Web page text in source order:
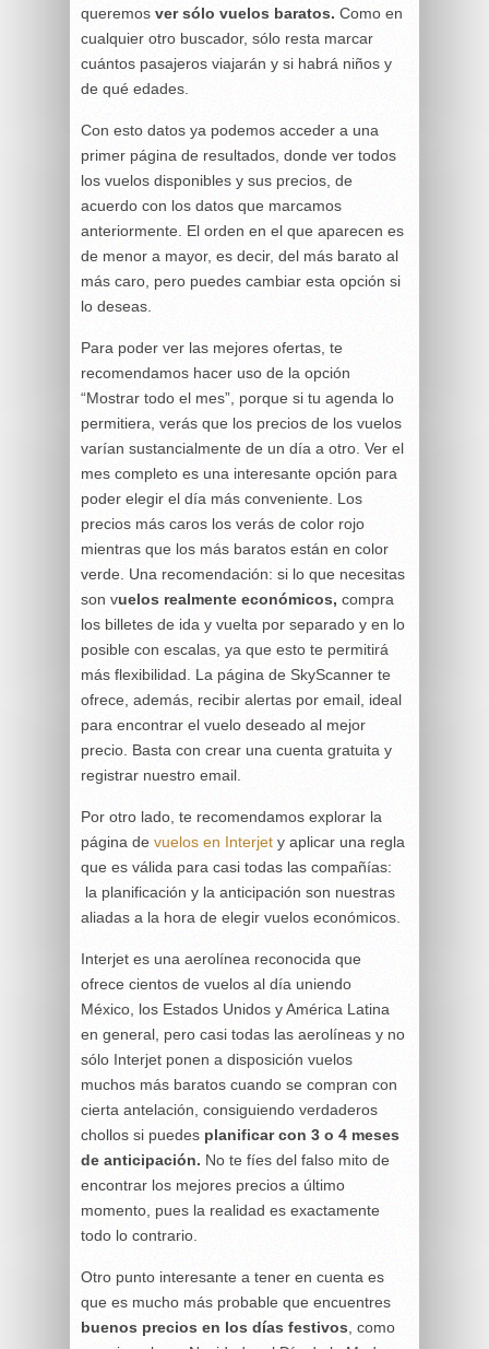
queremos ver sólo vuelos baratos. Como en
cualquier otro buscador, sólo resta marcar
cuántos pasajeros viajarán y si habrá niños y
de qué edades.
Con esto datos ya podemos acceder a una
primer página de resultados, donde ver todos
los vuelos disponibles y sus precios, de
acuerdo con los datos que marcamos
anteriormente. El orden en el que aparecen es
de menor a mayor, es decir, del más barato al
más caro, pero puedes cambiar esta opción si
lo deseas.
Para poder ver las mejores ofertas, te
recomendamos hacer uso de la opción
“Mostrar todo el mes”, porque si tu agenda lo
permitiera, verás que los precios de los vuelos
varían sustancialmente de un día a otro. Ver el
mes completo es una interesante opción para
poder elegir el día más conveniente. Los
precios más caros los verás de color rojo
mientras que los más baratos están en color
verde. Una recomendación: si lo que necesitas
son vuelos realmente económicos, compra
los billetes de ida y vuelta por separado y en lo
posible con escalas, ya que esto te permitirá
más flexibilidad. La página de SkyScanner te
ofrece, además, recibir alertas por email, ideal
para encontrar el vuelo deseado al mejor
precio. Basta con crear una cuenta gratuita y
registrar nuestro email.
Por otro lado, te recomendamos explorar la
página de vuelos en Interjet y aplicar una regla
que es válida para casi todas las compañías:
la planificación y la anticipación son nuestras
aliadas a la hora de elegir vuelos económicos.
Interjet es una aerolínea reconocida que
ofrece cientos de vuelos al día uniendo
México, los Estados Unidos y América Latina
en general, pero casi todas las aerolíneas y no
sólo Interjet ponen a disposición vuelos
muchos más baratos cuando se compran con
cierta antelación, consiguiendo verdaderos
chollos si puedes planificar con 3 o 4 meses
de anticipación. No te fíes del falso mito de
encontrar los mejores precios a último
momento, pues la realidad es exactamente
todo lo contrario.
Otro punto interesante a tener en cuenta es
que es mucho más probable que encuentres
buenos precios en los días festivos, como